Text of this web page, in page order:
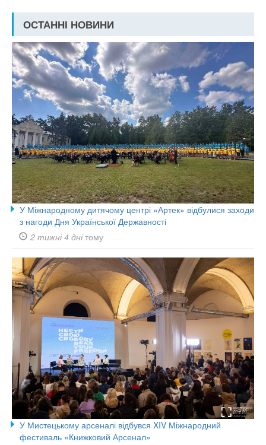
ОСТАННІ НОВИНИ
У Міжнародному дитячому центрі «Артек» відбулися заходи
з нагоди Дня Української Державності
2 тижні 4 днітому
У Мистецькому арсеналі відбувся XIV Міжнародний
фестиваль «Книжковий Арсенал»